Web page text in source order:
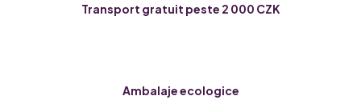
Transport gratuit peste 2 000 CZK
Ambalaje ecologice